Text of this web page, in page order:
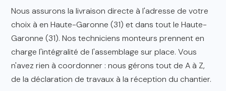
Nous assurons la livraison directe à l'adresse de votre
choix à en Haute-Garonne (31) et dans tout le Haute-
Garonne (31). Nos techniciens monteurs prennent en
charge l'intégralité de l'assemblage sur place. Vous
n'avez rien à coordonner : nous gérons tout de A à Z,
de la déclaration de travaux à la réception du chantier.